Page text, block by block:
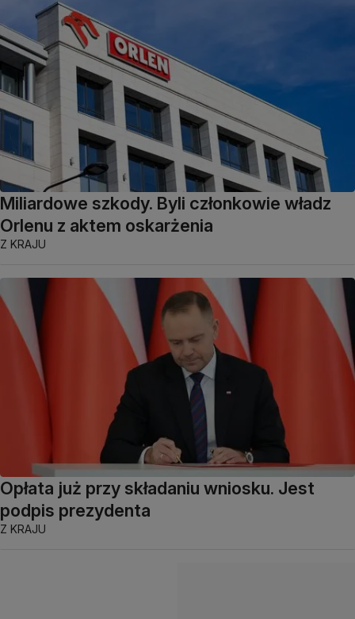
Miliardowe szkody. Byli członkowie władz
Orlenu z aktem oskarżenia
Z KRAJU
Opłata już przy składaniu wniosku. Jest
podpis prezydenta
Z KRAJU